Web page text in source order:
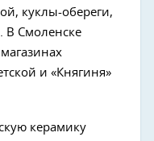
куклы-обереги,
В Смоленске
и «Княгиня»
керамику